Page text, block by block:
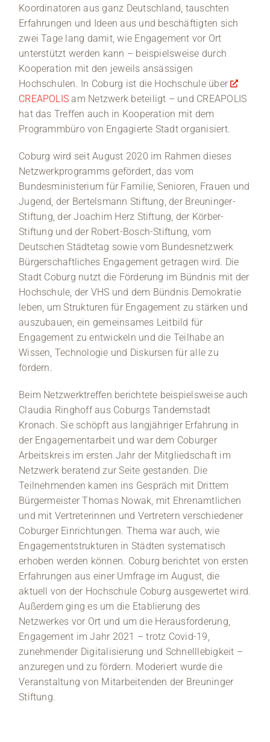
Koordinatoren aus ganz Deutschland, tauschten
Erfahrungen und Ideen aus und beschäftigten sich
zwei Tage lang damit, wie Engagement vor Ort
unterstützt werden kann – beispielsweise durch
Kooperation mit den jeweils ansässigen
Hochschulen. In Coburg ist die Hochschule über
CREAPOLISam Netzwerk beteiligt – und CREAPOLIS
hat das Treffen auch in Kooperation mit dem
Programmbüro von Engagierte Stadt organisiert.
Coburg wird seit August 2020 im Rahmen dieses
Netzwerkprogramms gefördert, das vom
Bundesministerium für Familie, Senioren, Frauen und
Jugend, der Bertelsmann Stiftung, der Breuninger-
Stiftung, der Joachim Herz Stiftung, der Körber-
Stiftung und der Robert-Bosch-Stiftung, vom
Deutschen Städtetag sowie vom Bundesnetzwerk
Bürgerschaftliches Engagement getragen wird. Die
Stadt Coburg nutzt die Förderung im Bündnis mit der
Hochschule, der VHS und dem Bündnis Demokratie
leben, um Strukturen für Engagement zu stärken und
auszubauen, ein gemeinsames Leitbild für
Engagement zu entwickeln und die Teilhabe an
Wissen, Technologie und Diskursen für alle zu
fördern.
Beim Netzwerktreffen berichtete beispielsweise auch
Claudia Ringhoff aus Coburgs Tandemstadt
Kronach. Sie schöpft aus langjähriger Erfahrung in
der Engagementarbeit und war dem Coburger
Arbeitskreis im ersten Jahr der Mitgliedschaft im
Netzwerk beratend zur Seite gestanden. Die
Teilnehmenden kamen ins Gespräch mit Drittem
Bürgermeister Thomas Nowak, mit Ehrenamtlichen
und mit Vertreterinnen und Vertretern verschiedener
Coburger Einrichtungen. Thema war auch, wie
Engagementstrukturen in Städten systematisch
erhoben werden können. Coburg berichtet von ersten
Erfahrungen aus einer Umfrage im August, die
aktuell von der Hochschule Coburg ausgewertet wird.
Außerdem ging es um die Etablierung des
Netzwerkes vor Ort und um die Herausforderung,
Engagement im Jahr 2021 – trotz Covid-19,
zunehmender Digitalisierung und Schnelllebigkeit –
anzuregen und zu fördern. Moderiert wurde die
Veranstaltung von Mitarbeitenden der Breuninger
Stiftung.